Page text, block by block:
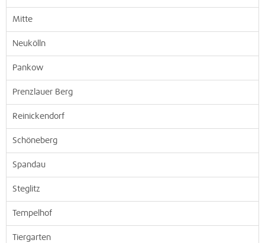
Mitte
Neukölln
Pankow
Prenzlauer Berg
Reinickendorf
Schöneberg
Spandau
Steglitz
Tempelhof
Tiergarten